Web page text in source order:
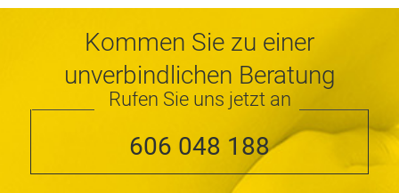
Kommen Sie zu einer
unverbindlichen Beratung
Rufen Sie uns jetzt an
606 048 188